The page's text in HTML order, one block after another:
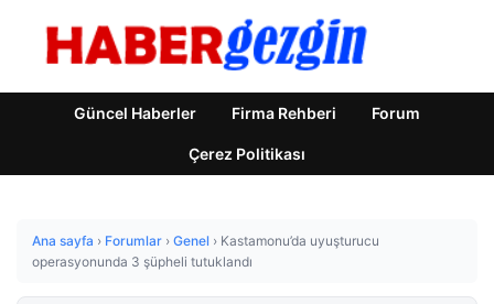
Güncel Haberler Firma Rehberi Forum
Çerez Politikası
Ana sayfa › Forumlar › Genel › Kastamonu’da uyuşturucu
operasyonunda 3 şüpheli tutuklandı